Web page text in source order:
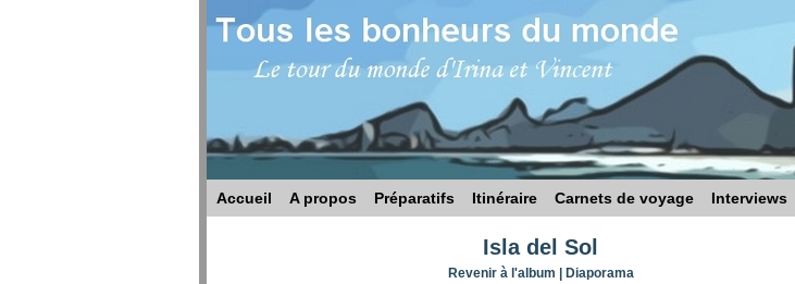
Accueil A propos Préparatifs Itinéraire Carnets de voyage Interviews
Isla del Sol
Revenir à l'album Diaporama